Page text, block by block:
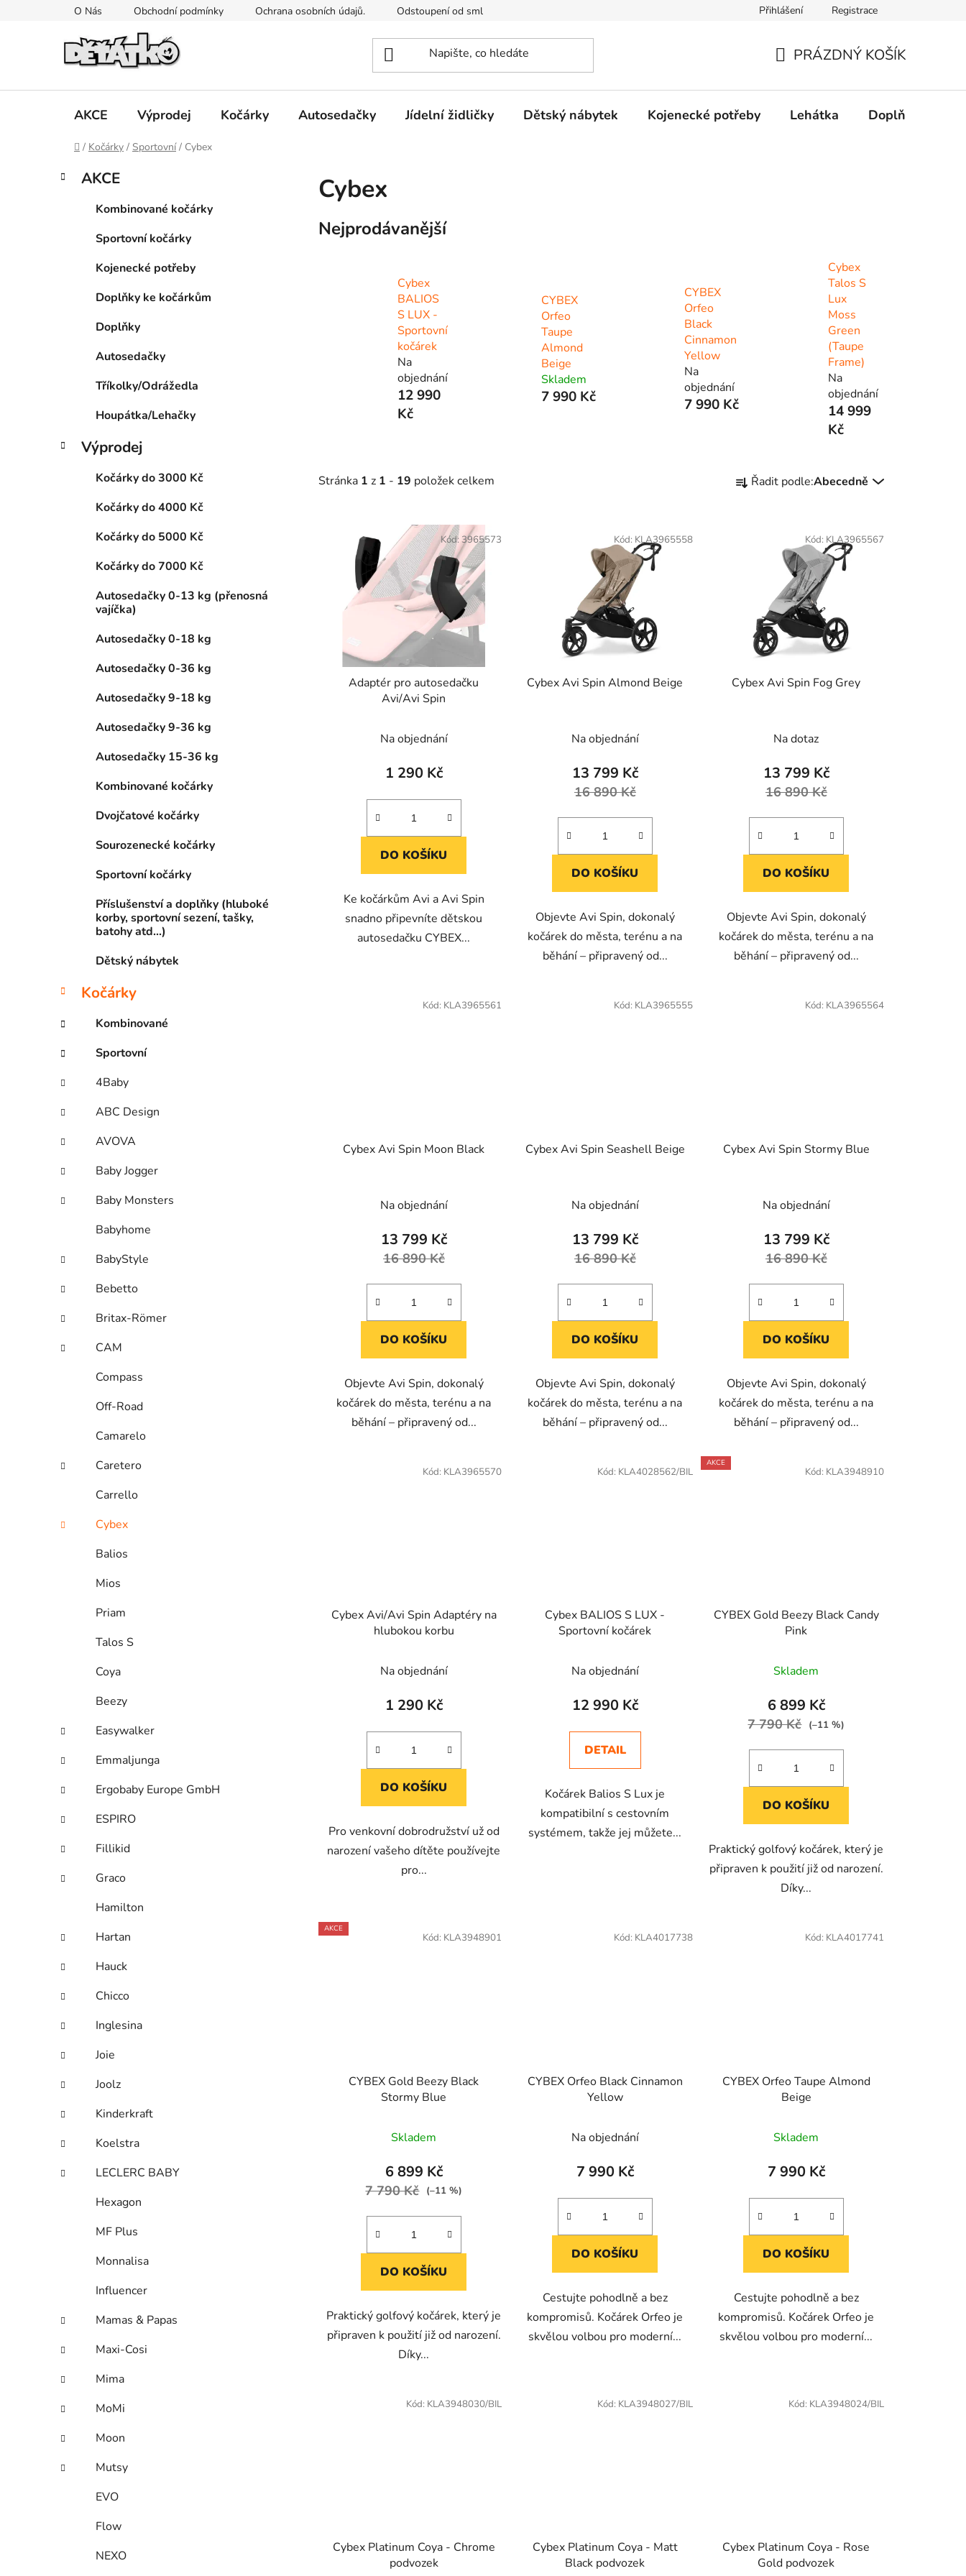
O Nás Obchodní podmínky Ochrana osobních údajů. Odstoupení od smlouvy Mimosoudní řešení spotřebitelských sporů. Prohlášení o použití cookies
Přihlášení Registrace
KOŠÍK
PRÁZDNÝ KOŠÍK
AKCE Výprodej Kočárky Autosedačky Jídelní židličky Dětský nábytek Kojenecké potřeby Lehátka Doplňky
Domů
/ Kočárky / Sportovní / Cybex
PPřeskočit
kategorie
K
a
AKCE
Kombinované kočárky
Sportovní kočárky
Kojenecké potřeby
Doplňky ke kočárkům
Doplňky
Autosedačky
Tříkolky/Odrážedla
Houpátka/Lehačky
Výprodej
Kočárky do 3000 Kč
Kočárky do 4000 Kč
Kočárky do 5000 Kč
Kočárky do 7000 Kč
Autosedačky 0-13 kg (přenosná
vajíčka)
Autosedačky 0-18 kg
Autosedačky 0-36 kg
Autosedačky 9-18 kg
Autosedačky 9-36 kg
Autosedačky 15-36 kg
Kombinované kočárky
Dvojčatové kočárky
Sourozenecké kočárky
Sportovní kočárky
Příslušenství a doplňky (hluboké
korby, sportovní sezení, tašky,
batohy atd...)
Dětský nábytek
Kočárky
Kombinované
Sportovní
4Baby
ABC Design
AVOVA
Baby Jogger
Baby Monsters
Babyhome
BabyStyle
Bebetto
Britax-Römer
CAM
Compass
Off-Road
Camarelo
Caretero
Carrello
Cybex
Balios
Mios
Priam
Talos S
Coya
Beezy
Easywalker
Emmaljunga
Ergobaby Europe GmbH
ESPIRO
Fillikid
Graco
Hamilton
Hartan
Hauck
Chicco
Inglesina
Joie
Joolz
Kinderkraft
Koelstra
LECLERC BABY
Hexagon
MF Plus
Monnalisa
Influencer
Mamas & Papas
Maxi-Cosi
Mima
MoMi
Moon
Mutsy
EVO
Flow
NEXO
Cybex
Nejprodávanější
Cybex
BALIOS
S LUX -
Sportovní
kočárek
Na
objednání
12 990
Kč
CYBEX
Orfeo
Taupe
Almond
Beige
Skladem
7 990 Kč
CYBEX
Orfeo
Black
Cinnamon
Yellow
Na
objednání
7 990 Kč
Cybex
Talos S
Lux
Moss
Green
(Taupe
Frame)
Na
objednání
14 999
Kč
Stránka 1 z 1 - 19 položek celkem
a
k
t
Řadit podle:Abecedně
Adaptér pro autosedačku
Avi/Avi Spin
Na objednání
1 290 Kč
DO KOŠÍKU
Ke kočárkům Avi a Avi Spin
snadno připevníte dětskou
autosedačku CYBEX...
Kód:3965573
Cybex Avi Spin Almond Beige
Na objednání
13 799 Kč
16 890 Kč
DO KOŠÍKU
Objevte Avi Spin, dokonalý
kočárek do města, terénu a na
běhání – připravený od...
Kód: KLA3965558
Cybex Avi Spin Fog Grey
Na dotaz
13 799 Kč
16 890 Kč
DO KOŠÍKU
Objevte Avi Spin, dokonalý
kočárek do města, terénu a na
běhání – připravený od...
Kód: KLA3965567
Cybex Avi Spin Moon Black
Na objednání
13 799 Kč
16 890 Kč
DO KOŠÍKU
Objevte Avi Spin, dokonalý
kočárek do města, terénu a na
běhání – připravený od...
Kód: KLA3965561
Cybex Avi Spin Seashell Beige
Na objednání
13 799 Kč
16 890 Kč
DO KOŠÍKU
Objevte Avi Spin, dokonalý
kočárek do města, terénu a na
běhání – připravený od...
Kód: KLA3965555
Cybex Avi Spin Stormy Blue
Na objednání
13 799 Kč
16 890 Kč
DO KOŠÍKU
Objevte Avi Spin, dokonalý
kočárek do města, terénu a na
běhání – připravený od...
Kód: KLA3965564
Cybex Avi/Avi Spin Adaptéry na
hlubokou korbu
Na objednání
1 290 Kč
DO KOŠÍKU
Pro venkovní dobrodružství už od
narození vašeho dítěte používejte
pro...
Kód: KLA3965570
Cybex BALIOS S LUX -
Sportovní kočárek
Na objednání
12 990 Kč
DETAIL
Kočárek Balios S Lux je
kompatibilní s cestovním
systémem, takže jej můžete...
Kód: KLA4028562/BIL
AKCE
CYBEX Gold Beezy Black Candy
Pink
Skladem
6 899 Kč
7 790 Kč (–11 %)
DO KOŠÍKU
Praktický golfový kočárek, který je
připraven k použití již od narození.
Díky...
Kód: KLA3948910
AKCE
CYBEX Gold Beezy Black
Stormy Blue
Skladem
6 899 Kč
7 790 Kč (–11 %)
DO KOŠÍKU
Praktický golfový kočárek, který je
připraven k použití již od narození.
Díky...
Kód: KLA3948901
CYBEX Orfeo Black Cinnamon
Yellow
Na objednání
7 990 Kč
DO KOŠÍKU
Cestujte pohodlně a bez
kompromisů. Kočárek Orfeo je
skvělou volbou pro moderní...
Kód: KLA4017738
CYBEX Orfeo Taupe Almond
Beige
Skladem
7 990 Kč
DO KOŠÍKU
Cestujte pohodlně a bez
kompromisů. Kočárek Orfeo je
skvělou volbou pro moderní...
Kód: KLA4017741
Cybex Platinum Coya - Chrome
podvozek
Kód: KLA3948030/BIL
Cybex Platinum Coya - Matt
Black podvozek
Kód: KLA3948027/BIL
Cybex Platinum Coya - Rose
Gold podvozek
Kód: KLA3948024/BIL